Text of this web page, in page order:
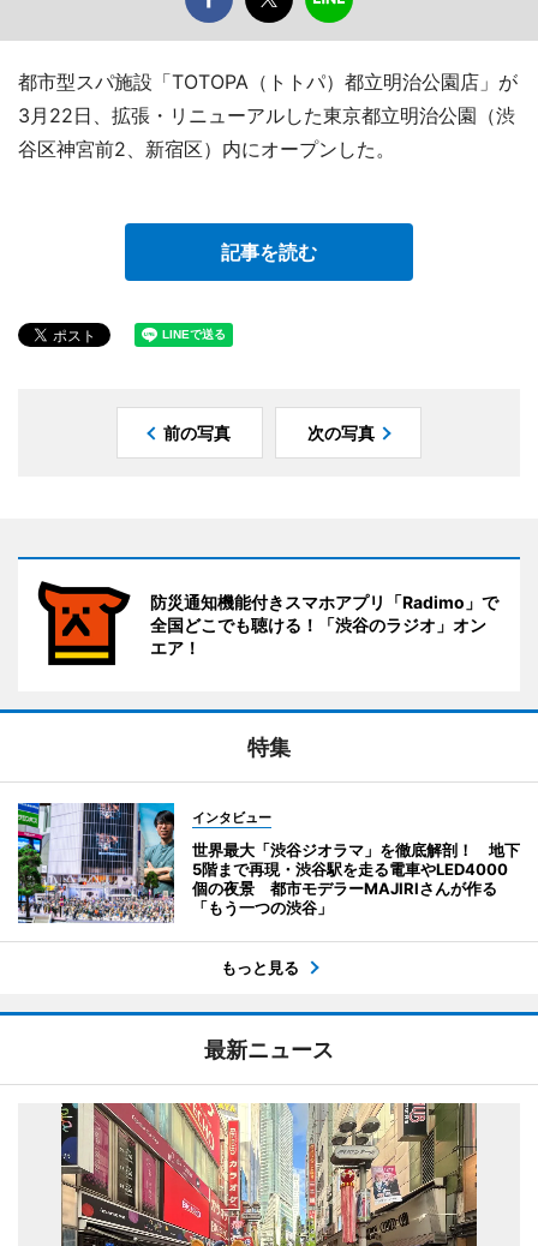
都市型スパ施設「TOTOPA（トトパ）都立明治公園店」が
3月22日、拡張・リニューアルした東京都立明治公園（渋
谷区神宮前2、新宿区）内にオープンした。
記事を読む
前の写真 次の写真
防災通知機能付きスマホアプリ「Radimo」で
全国どこでも聴ける！「渋谷のラジオ」オン
エア！
特集
インタビュー
世界最大「渋谷ジオラマ」を徹底解剖！ 地下
5階まで再現・渋谷駅を走る電車やLED4000
個の夜景 都市モデラーMAJIRIさんが作る
「もう一つの渋谷」
もっと見る
最新ニュース